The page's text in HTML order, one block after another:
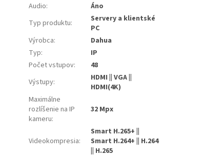
Audio:
Áno
Typ produktu:
Servery a klientské
PC
Výrobca:
Dahua
Typ:
IP
Počet vstupov:
48
Výstupy:
HDMI || VGA ||
HDMI(4K)
Maximálne
rozlíšenie na IP
kameru:
32 Mpx
Videokompresia:
Smart H.265+ ||
Smart H.264+ || H.264
|| H.265